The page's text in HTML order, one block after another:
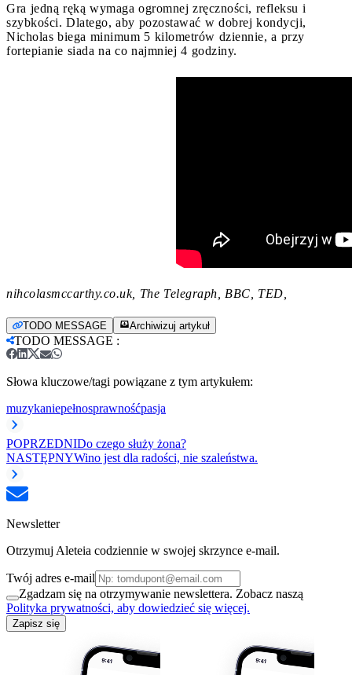
Gra jedną ręką wymaga ogromnej zręczności, refleksu i
szybkości. Dlatego, aby pozostawać w dobrej kondycji,
Nicholas biega minimum 5 kilometrów dziennie, a przy
fortepianie siada na co najmniej 4 godziny.
nihcolasmccarthy.co.uk, The Telegraph, BBC, TED,
TODO MESSAGE Archiwizuj artykuł
TODO MESSAGE :
Słowa kluczowe/tagi powiązane z tym artykułem:
muzykaniepełnosprawnośćpasja
POPRZEDNIDo czego służy żona?
NASTĘPNYWino jest dla radości, nie szaleństwa.
Newsletter
Otrzymuj Aleteia codziennie w swojej skrzynce e-mail.
Twój adres e-mail
Zgadzam się na otrzymywanie newslettera. Zobacz naszą
Polityka prywatności, aby dowiedzieć się więcej.
Zapisz się